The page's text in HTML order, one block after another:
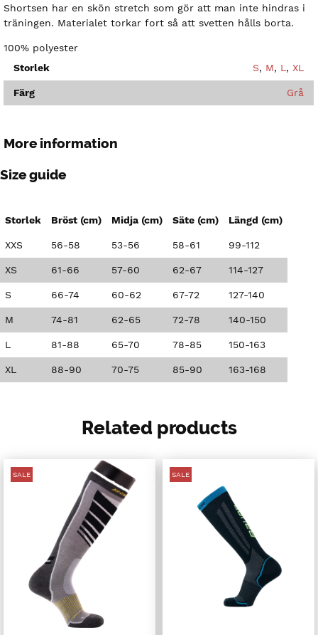
Shortsen har en skön stretch som gör att man inte hindras i
träningen. Materialet torkar fort så att svetten hålls borta.
100% polyester
Storlek
S, M, L , XL
Färg Grå
More information
Size guide
Storlek Bröst (cm) Midja (cm) Säte (cm) Längd (cm)
XXS 56-58 53-56 58-61 99-112
XS 61-66 57-60 62-67 114-127
S 66-74 60-62 67-72 127-140
M 74-81 62-65 72-78 140-150
L 81-88 65-70 78-85 150-163
XL 88-90 70-75 85-90 163-168
Related products
SALE SALE